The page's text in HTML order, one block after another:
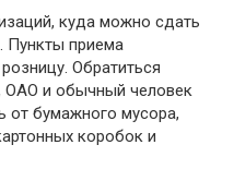
куда можно сдать
Пункты приема
Обратиться
и обычный человек
от бумажного мусора,
коробок и